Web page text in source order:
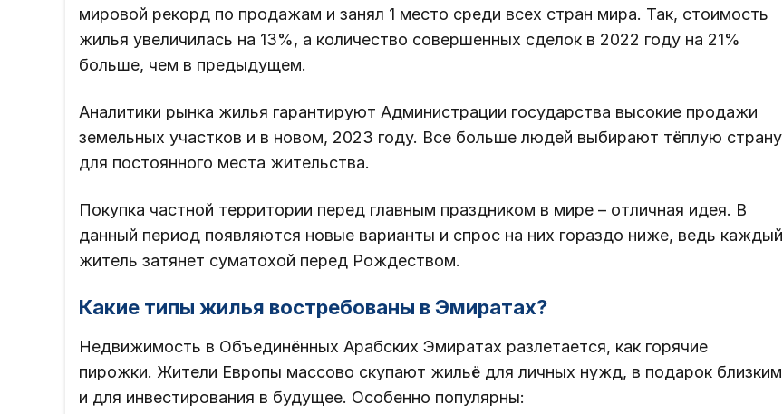
мировой рекорд по продажам и занял 1 место среди всех стран мира. Так, стоимость
жилья увеличилась на 13%, а количество совершенных сделок в 2022 году на 21%
больше, чем в предыдущем.
Аналитики рынка жилья гарантируют Администрации государства высокие продажи
земельных участков и в новом, 2023 году. Все больше людей выбирают тёплую страну
для постоянного места жительства.
Покупка частной территории перед главным праздником в мире – отличная идея. В
данный период появляются новые варианты и спрос на них гораздо ниже, ведь каждый
житель затянет суматохой перед Рождеством.
Какие типы жилья востребованы в Эмиратах?
Недвижимость в Объединённых Арабских Эмиратах разлетается, как горячие
пирожки. Жители Европы массово скупают жильё для личных нужд, в подарок близким
и для инвестирования в будущее. Особенно популярны: